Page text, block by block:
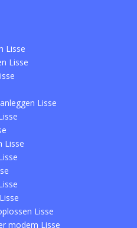
Lisse
Lisse
Lisse
Lisse
Lisse
modem Lisse